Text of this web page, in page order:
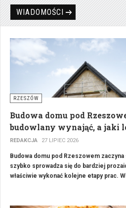
WIADOMOŚCI
RZESZÓW
Budowa domu pod
budowlany wynająć, a jaki
REDAKCJA 27 LIPIEC 2026
Budowa domu pod Rzeszowem
szybko sprowadza się do bardziej
właściwie wykonać kolejne etapy prac.
garażu. Sprzęt na budowie dzieli się